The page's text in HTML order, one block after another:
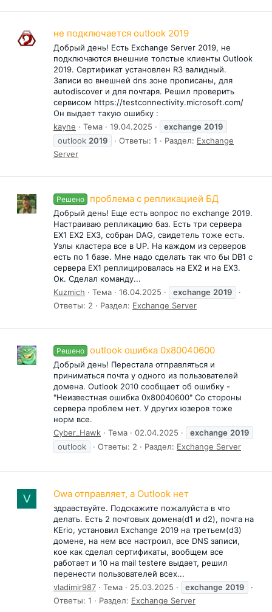
не подключается outlook 2019
Добрый день! Есть Exchange Server 2019, не
подключаются внешние толстые клиенты Outlook
2019. Сертификат установлен R3 валидный.
Записи во внешней dns зоне прописаны, для
autodiscover и для почтаря. Решил проверить
сервисом https://testconnectivity.microsoft.com/
Он выдает такую ошибку :
kayne
Тема 19.04.2025 exchange 2019
outlook 2019 Ответы: 1 Раздел: Exchange
Server
Решено проблема с репликацией БД
Добрый день! Еще есть вопрос по exchange 2019.
Настраиваю репликацию баз. Есть три сервера
EX1 EX2 EX3, собран DAG, свидетель тоже есть.
Узлы кластера все в UP. На каждом из серверов
есть по 1 базе. Мне надо сделать так что бы DB1 с
сервера EX1 реплицировалась на EX2 и на EX3.
Ок. Сделал команду...
Kuzmich
Тема 16.04.2025 exchange 2019
Ответы: 2
Раздел: Exchange Server
Решено outlook ошибка 0x80040600
Добрый день! Перестала отправляться и
приниматься почта у одного из пользователей
домена. Outlook 2010 сообщает об ошибку -
"Неизвестная ошибка 0x80040600" Со стороны
сервера проблем нет. У других юзеров тоже
норм все.
Cyber_Hawk
Тема 02.04.2025 exchange 2019
outlook
Ответы: 2 Раздел: Exchange Server
V Owa отправляет, а Outlook нет
здравствуйте. Подскажите пожалуйста в что
делать. Есть 2 почтовых домена(d1 и d2), почта на
KErio, установил Exchange 2019 на третьем(d3)
домене, на нем все настроил, все DNS записи,
кое как сделал сертификаты, вообщем все
работает и 10 на mail testere выдает, решил
перенести пользователей всех...
vladimir987
Тема 25.03.2025 exchange 2019
Ответы: 1
Раздел: Exchange Server